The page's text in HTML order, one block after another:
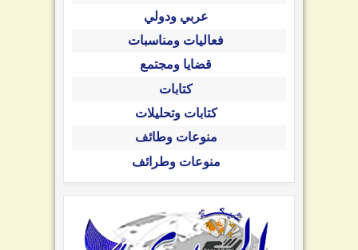
عربي ودولي
فعاليات ومناسبات
قضايا ومجتمع
كتابات
كتابات وتحليلات
منوعات وطائف
منوعات وطرائف